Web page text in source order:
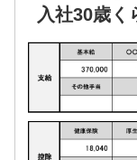
入社30歳く